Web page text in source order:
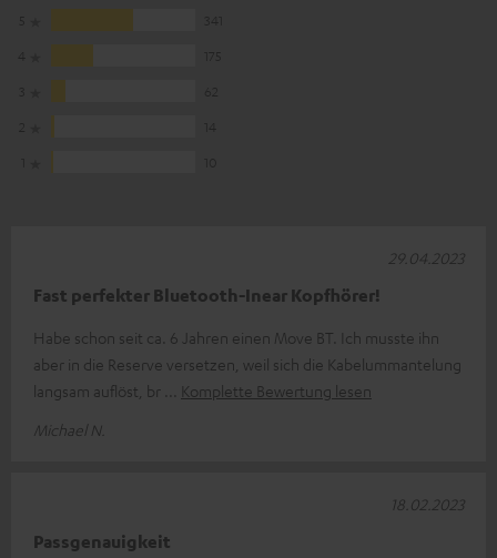
Fast perfekter Bluetooth-Inear Kopfhörer!
Habe schon seit ca. 6 Jahren einen Move BT. Ich musste ihn
aber in die Reserve versetzen, weil sich die Kabelummantelung
langsam auflöst, br
Komplette Bewertung lesen
Michael N.
29.04.2023
Passgenauigkeit
18.02.2023